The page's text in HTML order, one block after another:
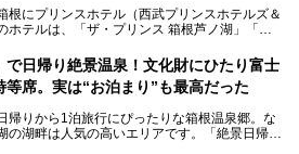
、サウナや岩盤浴、一日中遊べるエンタメ施設
”を味わえるスーパー銭湯が数多く揃っていま
も多いはず。
、神奈川県内の人気施設26選を「安さ」「岩
など、目的別に厳選して紹介します。
ったりの施設を見つけて、最高のリフレッシュ
根にプリンスホテル（西武プリンスホテルズ＆
ホテルは、「ザ・プリンス 箱根芦ノ湖」「芦
プリンスホテル」と4軒あり、今回ご紹介する
ス 箱根芦ノ湖」は、その中でもフラッグシッ
位置づけられる特別なホテルです。
代表する建築家の一人、村野藤吾が芦ノ湖の畔
郷のようなホテルがここ。自家源泉の温泉や、
で日帰り絶景温泉！文化財にひたり富士
等席。実は“お泊まり”も最高だった
帰りから1泊旅行にぴったりな箱根温泉郷。な
の湖畔は人気の高いエリアです。「絶景日帰り